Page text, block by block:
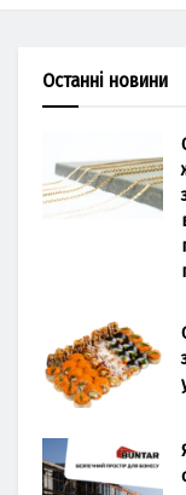
Останні новини